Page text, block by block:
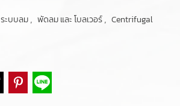
ระบบลม, พัดลม และ โบลเวอร์, Centrifugal